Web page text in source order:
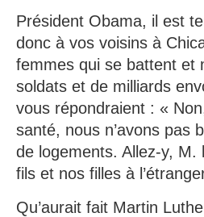
Président Obama, il est
donc à vos voisins à
femmes qui se battent et
soldats et de milliards
vous répondraient : «
santé, nous n’avons pas
de logements. Allez-y,
fils et nos filles à
Qu’aurait fait Martin